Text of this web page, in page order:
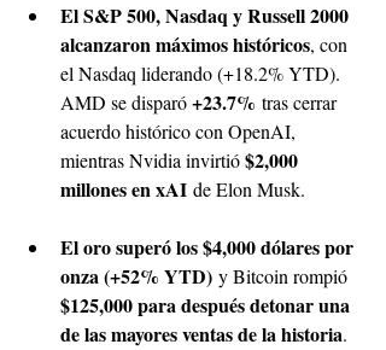
El S&P 500, Nasdaq y Russell 2000
alcanzaron máximos históricos, con
el Nasdaq liderando (+18.2% YTD).
AMD se disparó +23.7% tras cerrar
acuerdo histórico con OpenAI,
mientras Nvidia invirtió $2,000
millones en xAI de Elon Musk.
El oro superó los $4,000 dólares por
onza (+52% YTD) y Bitcoin rompió
$125,000 para después detonar una
de las mayores ventas de la historia.